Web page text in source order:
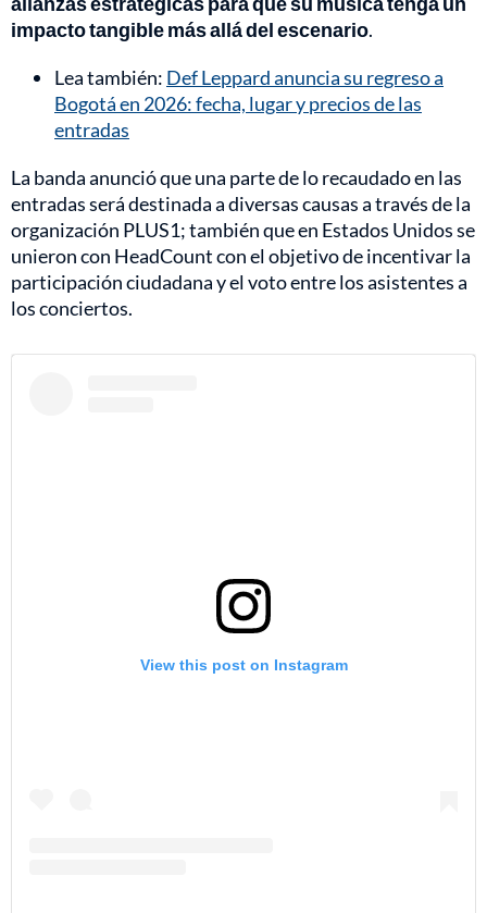
impacto tangible más allá del escenario.
Lea también: Def Leppard anuncia su regreso a
Bogotá en 2026: fecha, lugar y precios de las
entradas
La banda anunció que una parte de lo recaudado en las
entradas será destinada a diversas causas a través de la
organización PLUS1; también que en Estados Unidos se
unieron con HeadCount con el objetivo de incentivar la
participación ciudadana y el voto entre los asistentes a
los conciertos.
View this post on Instagram